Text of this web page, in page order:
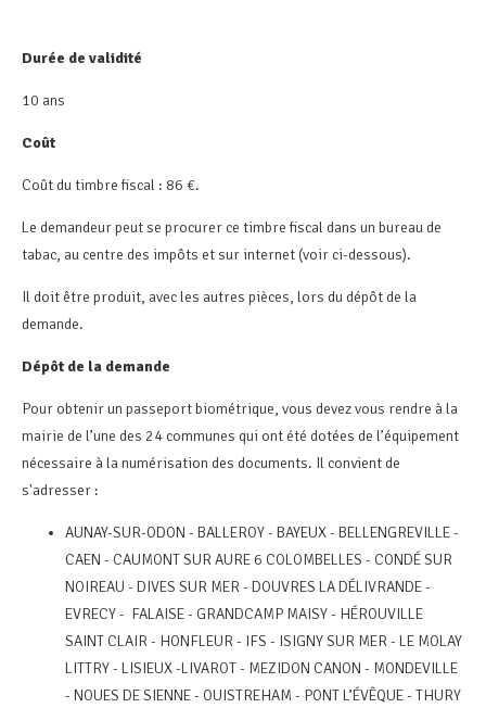
Durée de validité
10 ans
Coût
Coût du timbre fiscal : 86 €.
Le demandeur peut se procurer ce timbre fiscal dans un bureau de
tabac, au centre des impôts et sur internet (voir ci-dessous).
Il doit être produit, avec les autres pièces, lors du dépôt de la
demande.
Dépôt de la demande
Pour obtenir un passeport biométrique, vous devez vous rendre à la
mairie de l’une des 24 communes qui ont été dotées de l’équipement
nécessaire à la numérisation des documents. Il convient de
s'adresser :
AUNAY-SUR-ODON - BALLEROY - BAYEUX - BELLENGREVILLE -
CAEN - CAUMONT SUR AURE 6 COLOMBELLES - CONDÉ SUR
NOIREAU - DIVES SUR MER - DOUVRES LA DÉLIVRANDE -
EVRECY - FALAISE - GRANDCAMP MAISY - HÉROUVILLE
SAINT CLAIR - HONFLEUR - IFS - ISIGNY SUR MER - LE MOLAY
LITTRY - LISIEUX -LIVAROT - MEZIDON CANON - MONDEVILLE
- NOUES DE SIENNE - OUISTREHAM - PONT L’ÉVÊQUE - THURY